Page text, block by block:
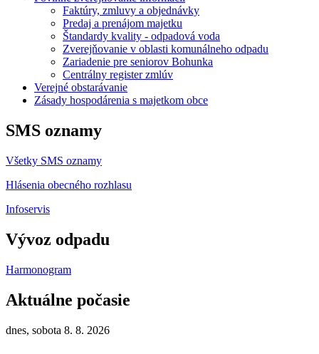
Faktúry, zmluvy a objednávky
Predaj a prenájom majetku
Štandardy kvality - odpadová voda
Zverejňovanie v oblasti komunálneho odpadu
Zariadenie pre seniorov Bohunka
Centrálny register zmlúv
Verejné obstarávanie
Zásady hospodárenia s majetkom obce
SMS oznamy
Všetky SMS oznamy
Hlásenia obecného rozhlasu
Infoservis
Vývoz odpadu
Harmonogram
Aktuálne počasie
dnes, sobota 8. 8. 2026